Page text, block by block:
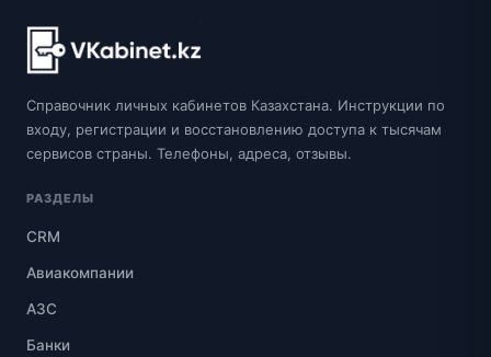
Справочник личных кабинетов Казахстана. Инструкции по
входу, регистрации и восстановлению доступа к тысячам
сервисов страны. Телефоны, адреса, отзывы.
РАЗДЕЛЫ
CRM
Авиакомпании
АЗС
Банки